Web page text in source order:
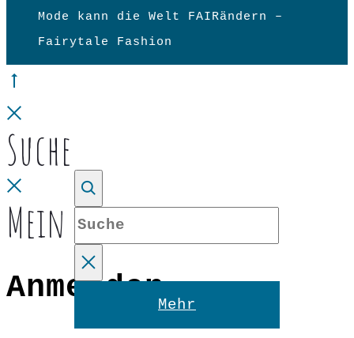
Mode kann die Welt FAIRändern –
Fairytale Fashion
top
Suche
Suche
Mehr
Mein Konto
Anmelden